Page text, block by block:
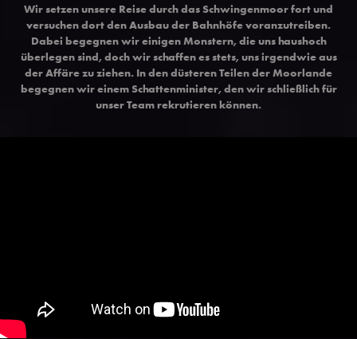
Wir setzen unsere Reise durch das Schwingenmoor fort und
versuchen dort den Ausbau der Bahnhöfe voranzutreiben.
Dabei begegnen wir einigen Monstern, die uns haushoch
überlegen sind, doch wir schaffen es stets, uns irgendwie aus
der Affäre zu ziehen. In den düsteren Teilen der Moorlande
begegnen wir einem Schattenminister, den wir schließlich für
unser Team rekrutieren können.